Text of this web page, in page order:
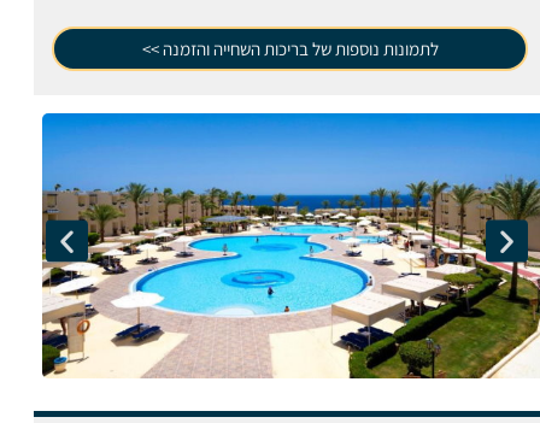
לתמונות נוספות של בריכות השחייה והזמנה >>